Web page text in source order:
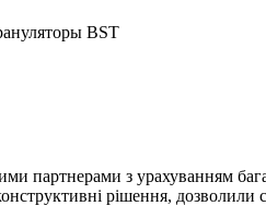
BST
партнерами з урахуванням
рішення,